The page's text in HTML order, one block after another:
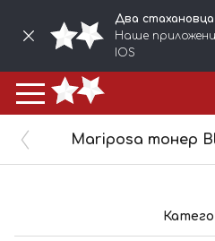
Два стахановца
Наше
IOS
Mariposa тонер